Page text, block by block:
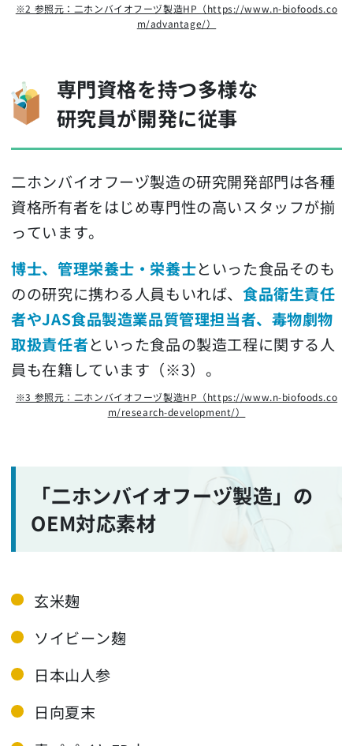
※2 参照元：二ホンバイオフーヅ製造HP（https://www.n-biofoods.co
m/advantage/）
専門資格を持つ多様な
研究員が開発に従事
二ホンバイオフーヅ製造の研究開発部門は各種
資格所有者をはじめ専門性の高いスタッフが揃
っています。
博士、管理栄養士・栄養士といった食品そのも
のの研究に携わる人員もいれば、 食品衛生責任
者やJAS食品製造業品質管理担当者、毒物劇物
取扱責任者といった食品の製造工程に関する人
員も在籍しています（※3）。
※3 参照元：二ホンバイオフーヅ製造HP（https://www.n-biofoods.co
m/research-development/）
「二ホンバイオフーヅ製造」の
OEM対応素材
玄米麹
ソイビーン麹
日本山人参
日向夏末